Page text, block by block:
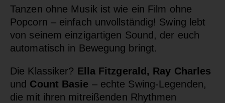
Tanzen ohne Musik ist wie ein Film ohne
Popcorn – einfach unvollständig! Swing lebt
von seinem einzigartigen Sound, der euch
automatisch in Bewegung bringt.
Die Klassiker? Ella Fitzgerald, Ray Charles
und Count Basie – echte Swing-Legenden,
die mit ihren mitreißenden Rhythmen